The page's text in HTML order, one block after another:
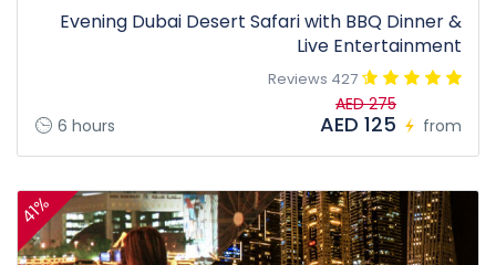
Evening Dubai Desert Safari with BBQ Dinner &
Live Entertainment
427 Reviews
6 hours from
AED 275
AED 125
41%